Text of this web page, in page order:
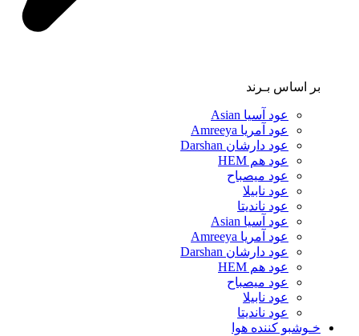
بر اساس بـرند
عود آسیا Asian
عود آمریا Amreeya
عود دارشان Darshan
عود هم HEM
عود میصباح
عود نابیلا
عود ناندیتا
عود آسیا Asian
عود آمریا Amreeya
عود دارشان Darshan
عود هم HEM
عود میصباح
عود نابیلا
عود ناندیتا
خـوشبو کننده هوا